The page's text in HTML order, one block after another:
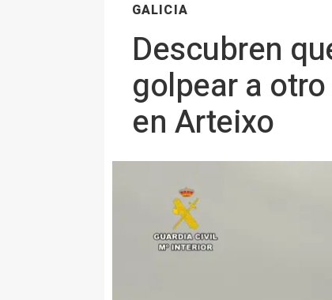
GALICIA
Descubren
golpear a
en Arteixo